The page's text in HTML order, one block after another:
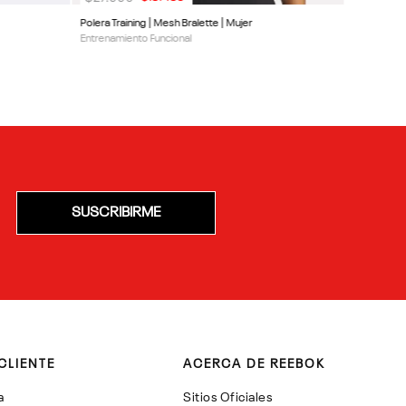
Polera Training | Mesh Bralette | Mujer
Entrenamiento Funcional
SUSCRIBIRME
ACERCA DE REEBOK
Sitios Oficiales